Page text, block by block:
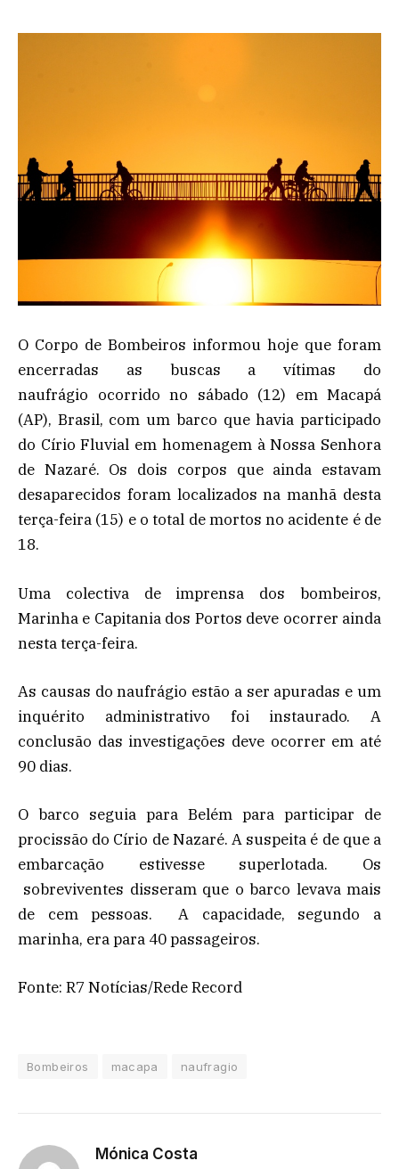
O Corpo de Bombeiros informou hoje que foram
encerradas as buscas a vítimas do
naufrágio ocorrido no sábado (12) em Macapá
(AP), Brasil, com um barco que havia participado
do Círio Fluvial em homenagem à Nossa Senhora
de Nazaré. Os dois corpos que ainda estavam
desaparecidos foram localizados na manhã desta
terça-feira (15) e o total de mortos no acidente é de
18.
Uma colectiva de imprensa dos bombeiros,
Marinha e Capitania dos Portos deve ocorrer ainda
nesta terça-feira.
As causas do naufrágio estão a ser apuradas e um
inquérito administrativo foi instaurado. A
conclusão das investigações deve ocorrer em até
90 dias.
O barco seguia para Belém para participar de
procissão do Círio de Nazaré. A suspeita é de que a
embarcação estivesse superlotada. Os
sobreviventes disseram que o barco levava mais
de cem pessoas. A capacidade, segundo a
marinha, era para 40 passageiros.
Fonte: R7 Notícias/Rede Record
Bombeiros macapa naufragio
Mónica Costa